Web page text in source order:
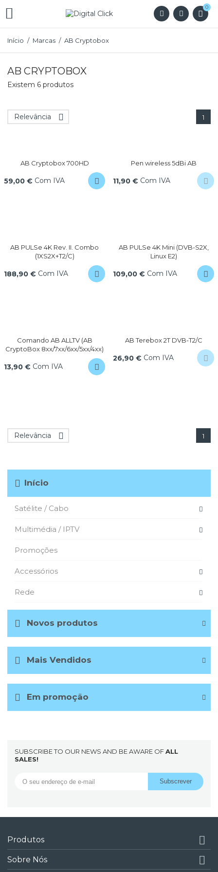
 0
Início Marcas AB Cryptobox
Início
Satélite / Cabo
Multimédia / IPTV
Promoções
Accessórios
Rede
Novos produtos
Mais Vendidos
Em promoção
AB CRYPTOBOX
Existem 6 produtos
Relevância  1
AB Cryptobox 700HD
59,00 € Com IVA
Pen wireless 5dBi AB
11,90 € Com IVA
AB PULSe 4K Rev. II. Combo
(1XS2X+T2/C)
188,90 € Com IVA
AB PULSe 4K Mini (DVB-S2X,
Linux E2)
109,00 € Com IVA
Comando AB ALLTV (AB
CryptoBox 8xx/7xx/6xx/5xx/4xx)
13,90 € Com IVA
AB Terebox 2T DVB-T2/C
26,90 € Com IVA
Relevância  1
SUBSCRIBE TO OUR NEWS AND BE AWARE OFALL
SALES!
Produtos 
Sobre Nós 